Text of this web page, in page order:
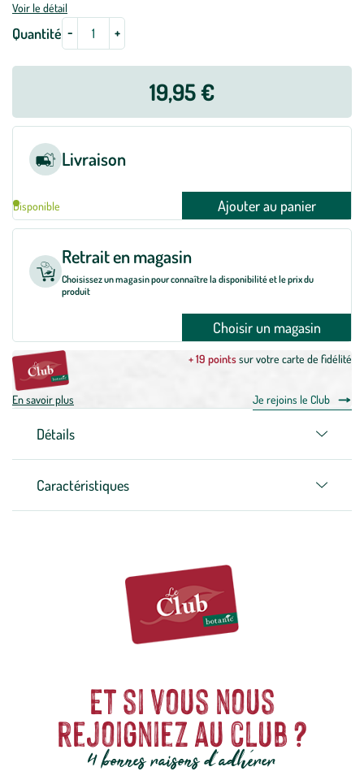
Voir le détail
Quantité - +
19,95 €
Livraison
Disponible Ajouter au panier
Retrait en magasin
Choisissez un magasin pour connaître la disponibilité et le prix du
produit
Choisir un magasin
+ 19 pointssur votre carte de fidélité
En savoir plus Je rejoins le Club
Détails
Caractéristiques
Et si vous nous
rejoigniez au club ?
4 bonnes raisons d'adhérer